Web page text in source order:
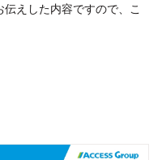
えした内容ですので、こ